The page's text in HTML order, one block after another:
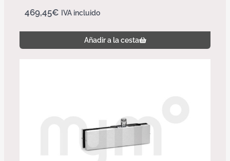
469,45€ IVA incluido
Añadir a la cesta